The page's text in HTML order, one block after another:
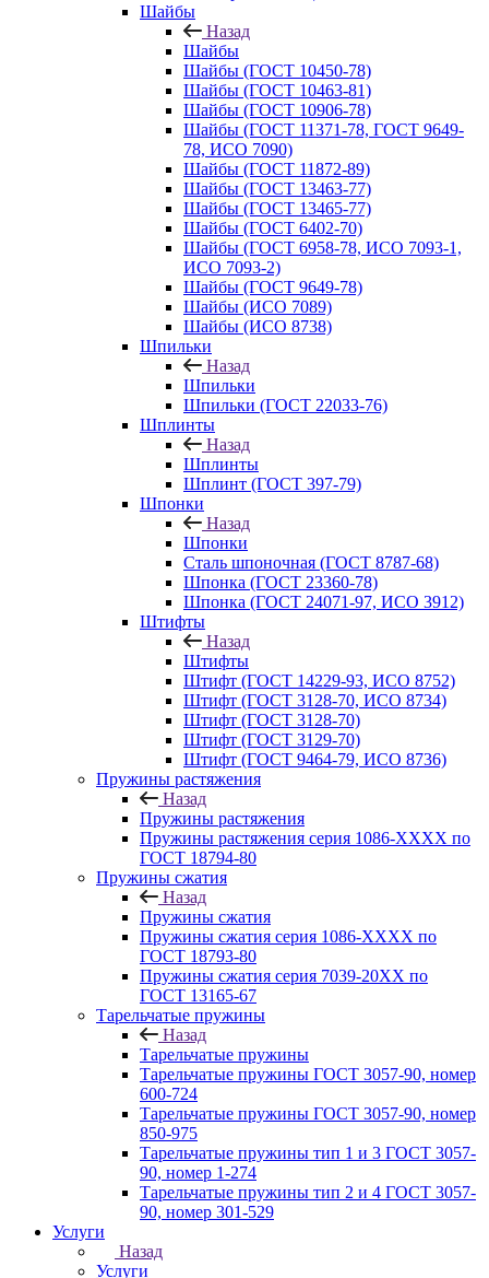
Шайбы
Назад
Шайбы
Шайбы (ГОСТ 10450-78)
Шайбы (ГОСТ 10463-81)
Шайбы (ГОСТ 10906-78)
Шайбы (ГОСТ 11371-78, ГОСТ 9649-
78, ИСО 7090)
Шайбы (ГОСТ 11872-89)
Шайбы (ГОСТ 13463-77)
Шайбы (ГОСТ 13465-77)
Шайбы (ГОСТ 6402-70)
Шайбы (ГОСТ 6958-78, ИСО 7093-1,
ИСО 7093-2)
Шайбы (ГОСТ 9649-78)
Шайбы (ИСО 7089)
Шайбы (ИСО 8738)
Шпильки
Назад
Шпильки
Шпильки (ГОСТ 22033-76)
Шплинты
Назад
Шплинты
Шплинт (ГОСТ 397-79)
Шпонки
Назад
Шпонки
Сталь шпоночная (ГОСТ 8787-68)
Шпонка (ГОСТ 23360-78)
Шпонка (ГОСТ 24071-97, ИСО 3912)
Штифты
Назад
Штифты
Штифт (ГОСТ 14229-93, ИСО 8752)
Штифт (ГОСТ 3128-70, ИСО 8734)
Штифт (ГОСТ 3128-70)
Штифт (ГОСТ 3129-70)
Штифт (ГОСТ 9464-79, ИСО 8736)
Пружины растяжения
Назад
Пружины растяжения
Пружины растяжения серия 1086-ХХХХ по
ГОСТ 18794‑80
Пружины сжатия
Назад
Пружины сжатия
Пружины сжатия серия 1086-ХХХХ по
ГОСТ 18793‑80
Пружины сжатия серия 7039-20ХХ по
ГОСТ 13165‑67
Тарельчатые пружины
Назад
Тарельчатые пружины
Тарельчатые пружины ГОСТ 3057-90, номер
600-724
Тарельчатые пружины ГОСТ 3057-90, номер
850-975
Тарельчатые пружины тип 1 и 3 ГОСТ 3057-
90, номер 1-274
Тарельчатые пружины тип 2 и 4 ГОСТ 3057-
90, номер 301-529
Услуги
Назад
Услуги